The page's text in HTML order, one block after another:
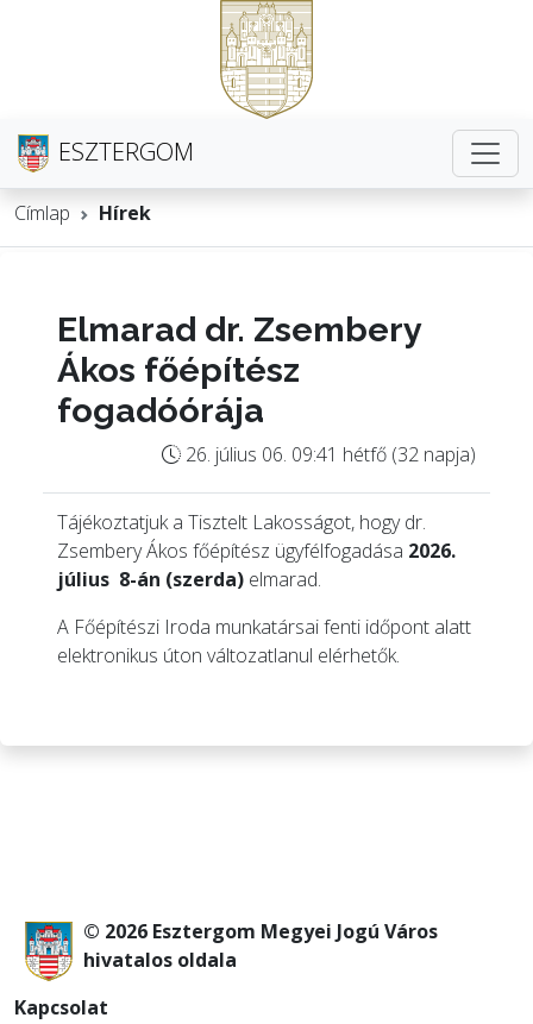
ESZTERGOM
Címlap Hírek
Elmarad dr. Zsembery
Ákos főépítész
fogadóórája
26. július 06. 09:41 hétfő (32 napja)
Tájékoztatjuk a Tisztelt Lakosságot, hogy dr.
Zsembery Ákos főépítész ügyfélfogadása 2026.
július 8-án (szerda) elmarad.
A Főépítészi Iroda munkatársai fenti időpont alatt
elektronikus úton változatlanul elérhetők.
© 2026 Esztergom Megyei Jogú Város
hivatalos oldala
Kapcsolat